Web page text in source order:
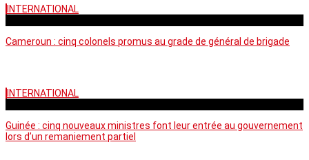
INTERNATIONAL
Cameroun : cinq colonels promus au grade de général de brigade
INTERNATIONAL
Guinée : cinq nouveaux ministres font leur entrée au gouvernement
lors d’un remaniement partiel